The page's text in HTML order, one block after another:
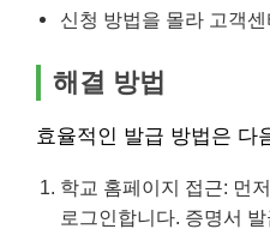
신청 방법을 몰라 고객
해결 방법
효율적인 발급 방법은 다
학교 홈페이지 접근: 먼
로그인합니다. 증명서